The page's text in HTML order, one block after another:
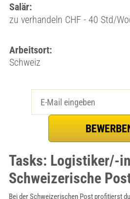
Salär:
zu verhandeln CHF - 40 Std/
Arbeitsort:
Schweiz
Tasks: Logistiker/-
Schweizerische
Bei der Schweizerischen Post profitierst